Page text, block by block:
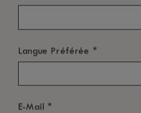
Langue Préférée *
E-Mail*